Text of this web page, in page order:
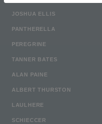
JOSHUA ELLIS
PANTHERELLA
PEREGRINE
TANNER BATES
ALAN PAINE
ALBERT THURSTON
LAULHERE
SCHIECCER